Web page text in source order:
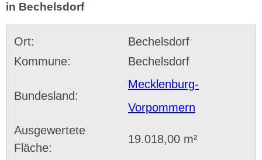
in Bechelsdorf
Ort:
Bechelsdorf
Kommune:
Bechelsdorf
Bundesland:
Mecklenburg-
Vorpommern
Ausgewertete
Fläche:
19.018,00 m²